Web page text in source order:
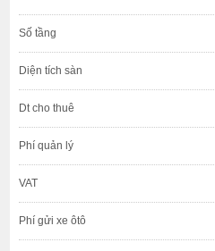
Số tầng
Diện tích sàn
Dt cho thuê
Phí quản lý
VAT
Phí gửi xe ôtô